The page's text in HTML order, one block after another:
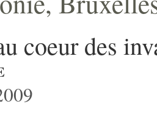
coeur des